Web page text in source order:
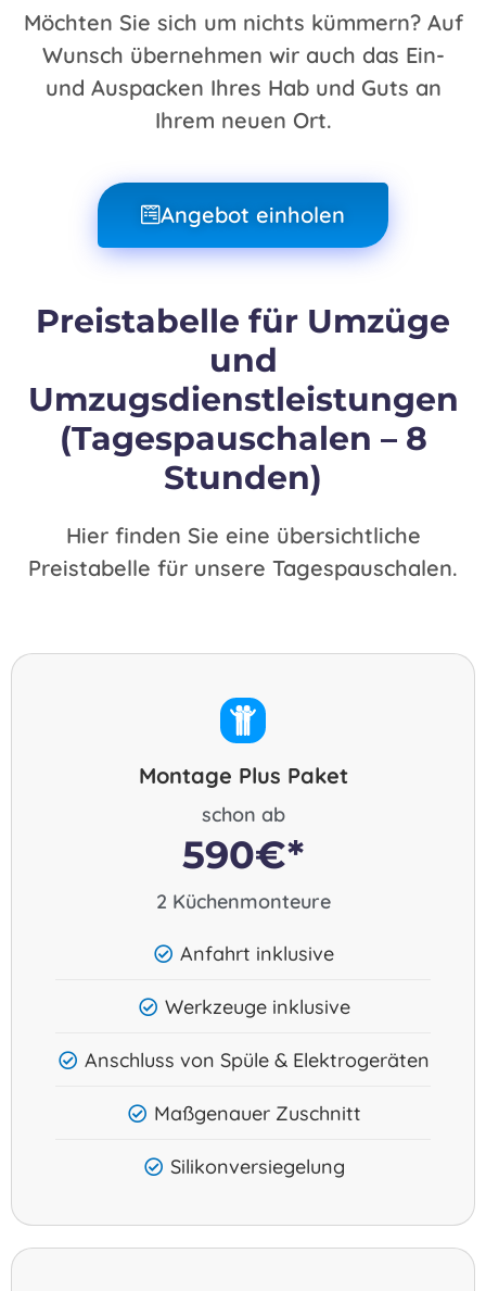
Möchten Sie sich um nichts kümmern? Auf
Wunsch übernehmen wir auch das Ein-
und Auspacken Ihres Hab und Guts an
Ihrem neuen Ort.
Angebot einholen
Preistabelle für Umzüge
und
Umzugsdienstleistungen
(Tagespauschalen – 8
Stunden)
Hier finden Sie eine übersichtliche
Preistabelle für unsere Tagespauschalen.
Montage Plus Paket
schon ab
590€*
2 Küchenmonteure
Anfahrt inklusive
Werkzeuge inklusive
Anschluss von Spüle & Elektrogeräten
Maßgenauer Zuschnitt
Silikonversiegelung